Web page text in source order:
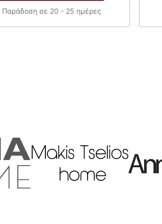
Παράδοση σε 20 - 25 ημέρες